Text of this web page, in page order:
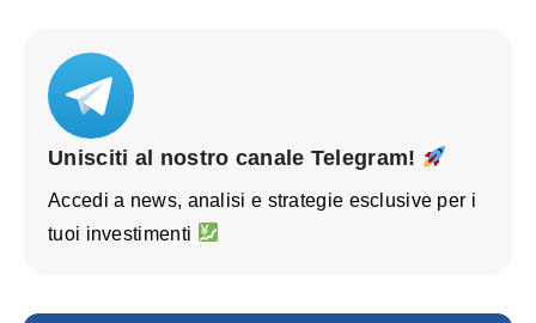
Unisciti al nostro canale Telegram!
Accedi a news, analisi e strategie esclusive per i
tuoi investimenti